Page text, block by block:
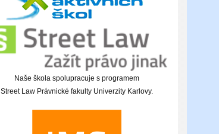
Naše škola spolupracuje s programem
Street Law Právnické fakulty Univerzity Karlovy.